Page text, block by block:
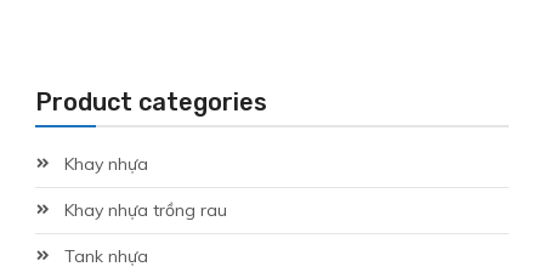
Product categories
Khay nhựa
Khay nhựa trồng rau
Tank nhựa